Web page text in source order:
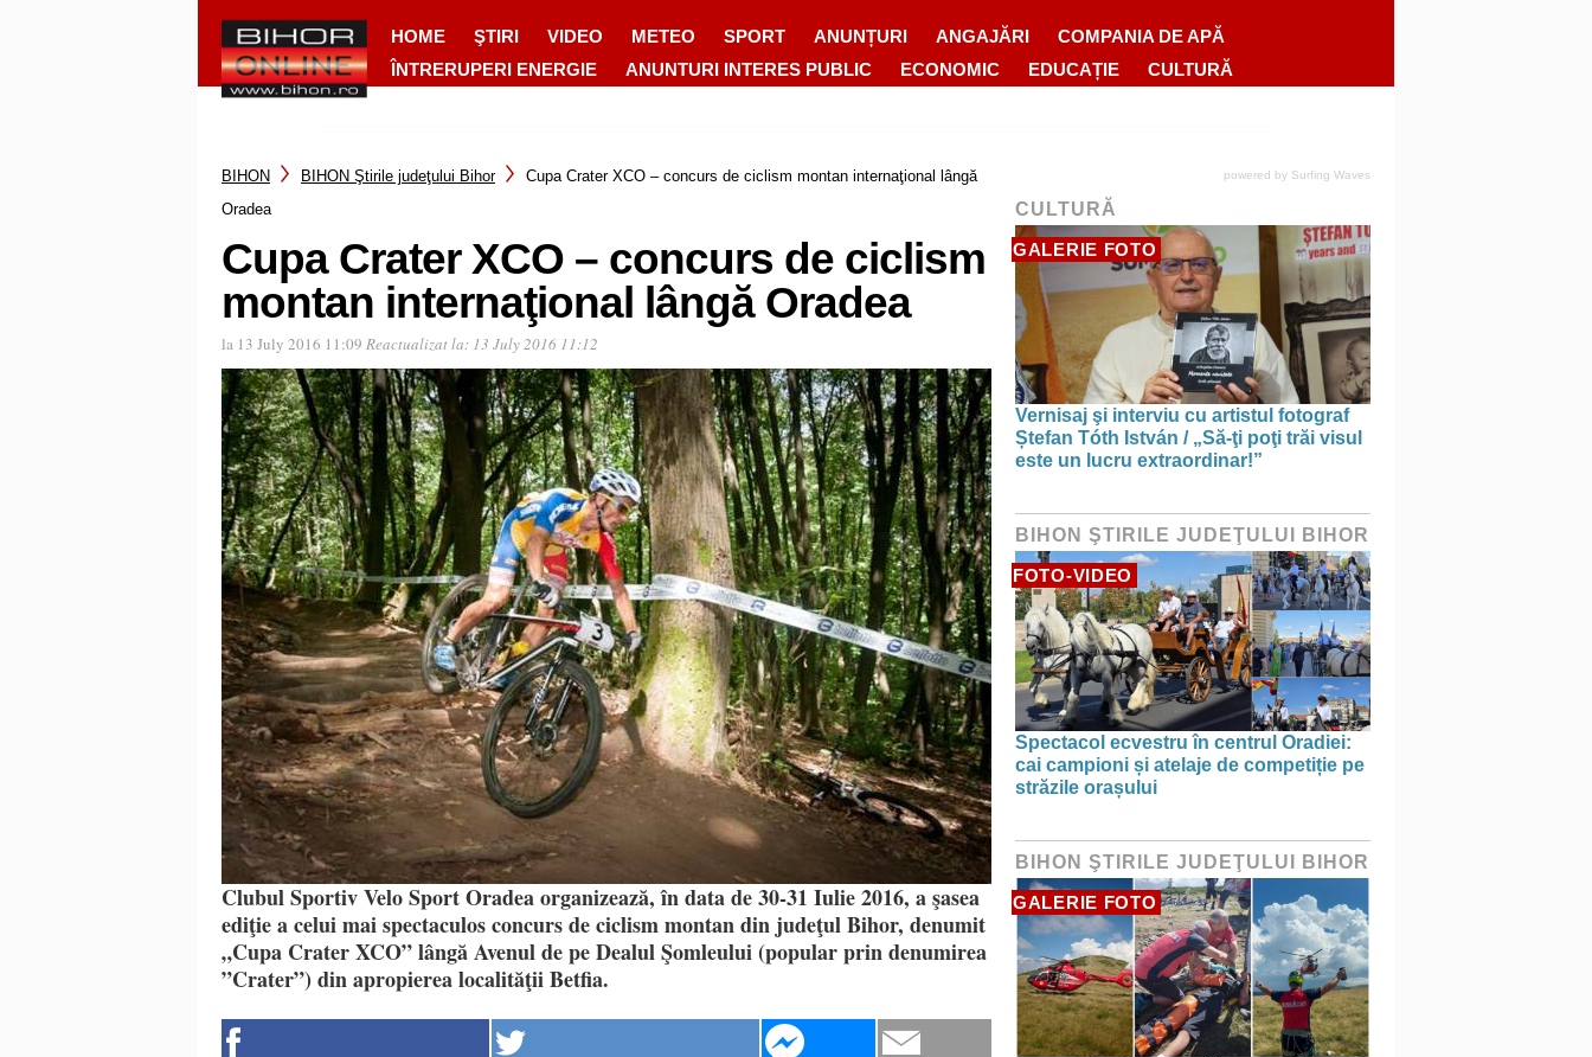
HOME ŞTIRI VIDEO METEO SPORT ANUNȚURI ANGAJĂRI
COMPANIA DE APĂ
ÎNTRERUPERI ENERGIE
ANUNTURI INTERES PUBLIC ECONOMIC EDUCAȚIE CULTURĂ
BIHON BIHON Ştirile judeţului Bihor
Cupa Crater XCO – concurs de ciclism montan internaţional lângă
Oradea
Cupa Crater XCO – concurs de ciclism
montan internaţional lângă Oradea
la 13 July 2016 11:09 Reactualizat la: 13 July 2016 11:12
Clubul Sportiv Velo Sport Oradea organizează, în data de 30-31 Iulie 2016, a şasea
ediţie a celui mai spectaculos concurs de ciclism montan din judeţul Bihor, denumit
„Cupa Crater XCO” lângă Avenul de pe Dealul Şomleului (popular prin denumirea
”Crater”) din apropierea localităţii Betfia.
powered by Surfing Waves
CULTURĂ
GALERIE FOTO
Vernisaj şi interviu cu artistul fotograf
Ștefan Tóth István / „Să-ţi poţi trăi visul
este un lucru extraordinar!”
BIHON ŞTIRILE JUDEŢULUI BIHOR
FOTO-VIDEO
Spectacol ecvestru în centrul Oradiei:
cai campioni și atelaje de competiție pe
străzile orașului
BIHON ŞTIRILE JUDEŢULUI BIHOR
GALERIE FOTO